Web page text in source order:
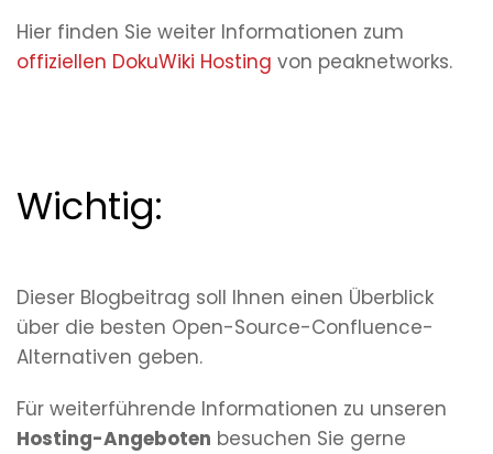
Hier finden Sie weiter Informationen zum
offiziellen DokuWiki Hosting von peaknetworks.
Wichtig:
Dieser Blogbeitrag soll Ihnen einen Überblick
über die besten Open-Source-Confluence-
Alternativen geben.
Für weiterführende Informationen zu unseren
Hosting-Angeboten besuchen Sie gerne